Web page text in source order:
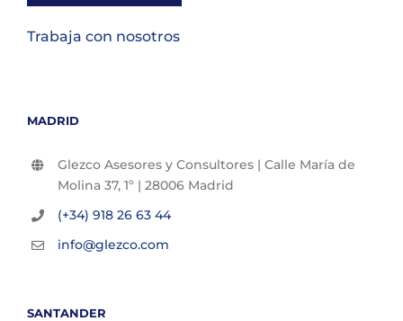
Trabaja con nosotros
MADRID
Glezco Asesores y Consultores | Calle María de
Molina 37, 1º | 28006 Madrid
(+34) 918 26 63 44
info@glezco.com
SANTANDER